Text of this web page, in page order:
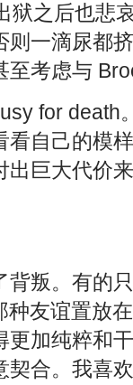
狱之后也悲
则一滴尿都
至考虑与
for death
看自己的模
出巨大代价
叛。有的只
友谊置放
更加纯粹和
契合。我喜